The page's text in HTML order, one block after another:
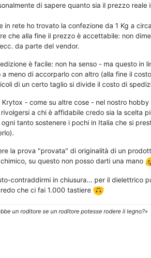
di sapere quanto sia il prezzo
in rete ho trovato la confezione da 1 Kg a
che alla fine il prezzo è accettabile: non
da parte del vendor.
è facile: non ha senso - ma questo in
meno di accorparlo con altro (alla fine il
di un certo taglio si divide il costo di
Krytox - come su altre cose - nel nostro
a chi è affidabile credo sia la scelta
tanto sostenere i pochi in Italia che si
la prova "provata" di originalità di un
su questo non posso darti una mano
contraddirmi in chiusura... per il dielettrico
che ci fai 1.000 tastiere
un roditore se un roditore potesse rodere il legno?»